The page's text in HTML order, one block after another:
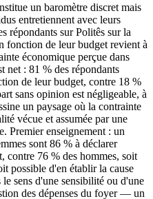
un baromètre discret mais
entretiennent avec leurs
répondants sur Politês sur la
fonction de leur budget revient à
économique perçue dans
net : 81 % des répondants
de leur budget, contre 18 %
sans opinion est négligeable, à
un paysage où la contrainte
vécue et assumée par une
Premier enseignement : un
sont 86 % à déclarer
contre 76 % des hommes, soit
possible d'en établir la cause
sens d'une sensibilité ou d'une
des dépenses du foyer — un